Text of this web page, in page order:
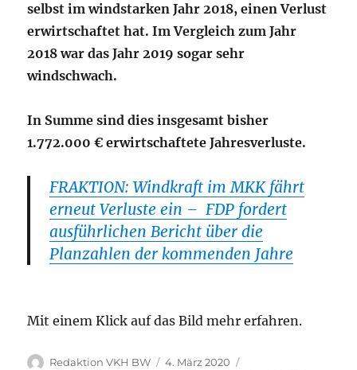
selbst im windstarken Jahr 2018, einen Verlust
erwirtschaftet hat. Im Vergleich zum Jahr
2018 war das Jahr 2019 sogar sehr
windschwach.
In Summe sind dies insgesamt bisher
1.772.000 € erwirtschaftete Jahresverluste.
FRAKTION: Windkraft im MKK fährt
erneut Verluste ein – FDP fordert
ausführlichen Bericht über die
Planzahlen der kommenden Jahre
Mit einem Klick auf das Bild mehr erfahren.
Autor
Redaktion VKH BW
Veröffentlicht
4. März 2020